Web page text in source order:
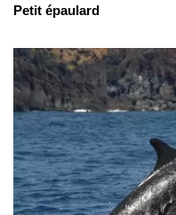
Petit épaulard